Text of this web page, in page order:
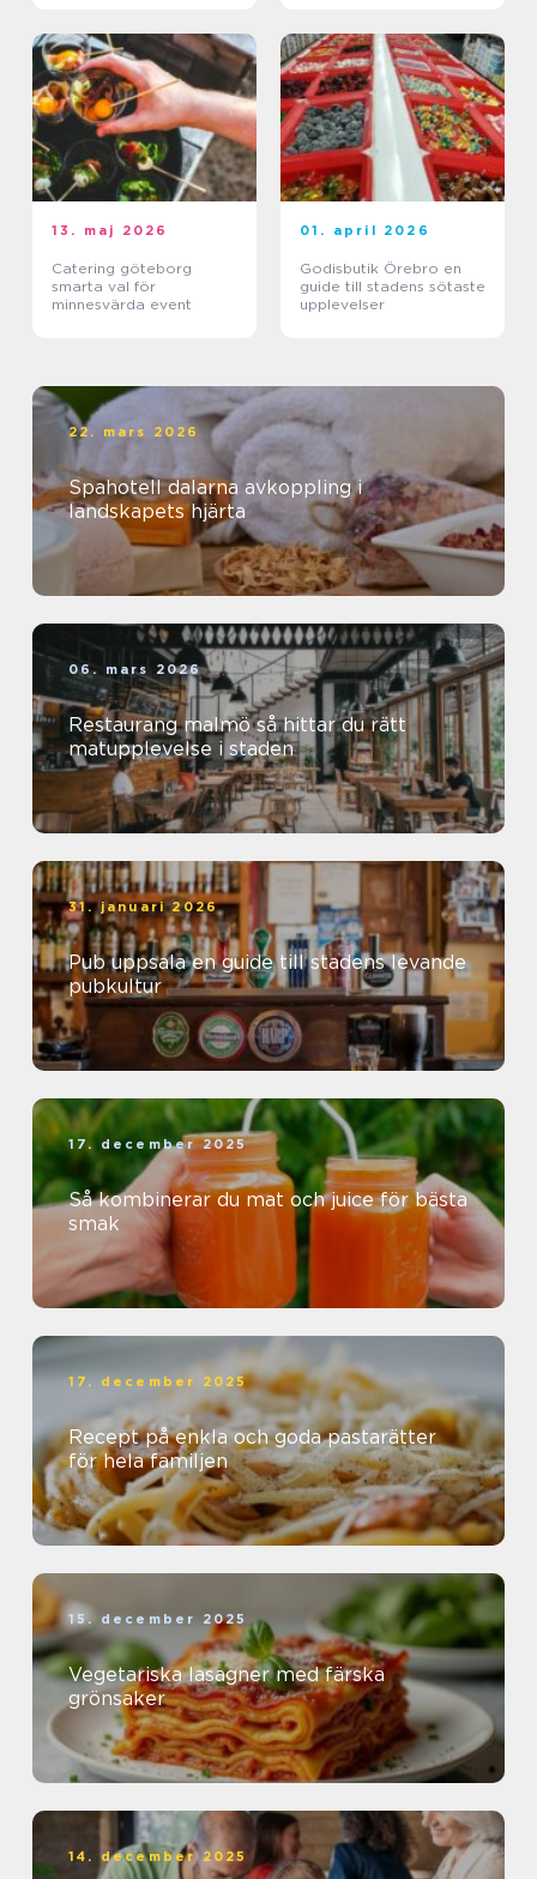
13. maj 2026
Catering göteborg
smarta val för
minnesvärda event
01. april 2026
Godisbutik Örebro en
guide till stadens sötaste
upplevelser
22. mars 2026
Spahotell dalarna avkoppling i
landskapets hjärta
06. mars 2026
Restaurang malmö så hittar du rätt
matupplevelse i staden
31. januari 2026
Pub uppsala en guide till stadens levande
pubkultur
17. december 2025
Så kombinerar du mat och juice för bästa
smak
17. december 2025
Recept på enkla och goda pastarätter
för hela familjen
15. december 2025
Vegetariska lasagner med färska
grönsaker
14. december 2025